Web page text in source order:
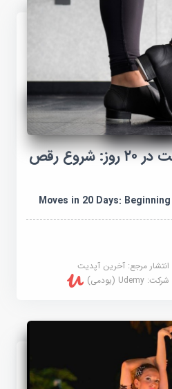
آموزش ۲٠ حرکت در ۲٠ روز: شروع رقص
انتشار مرجع:آخرین آپدیت
شرکت:Udemy (یودمی)